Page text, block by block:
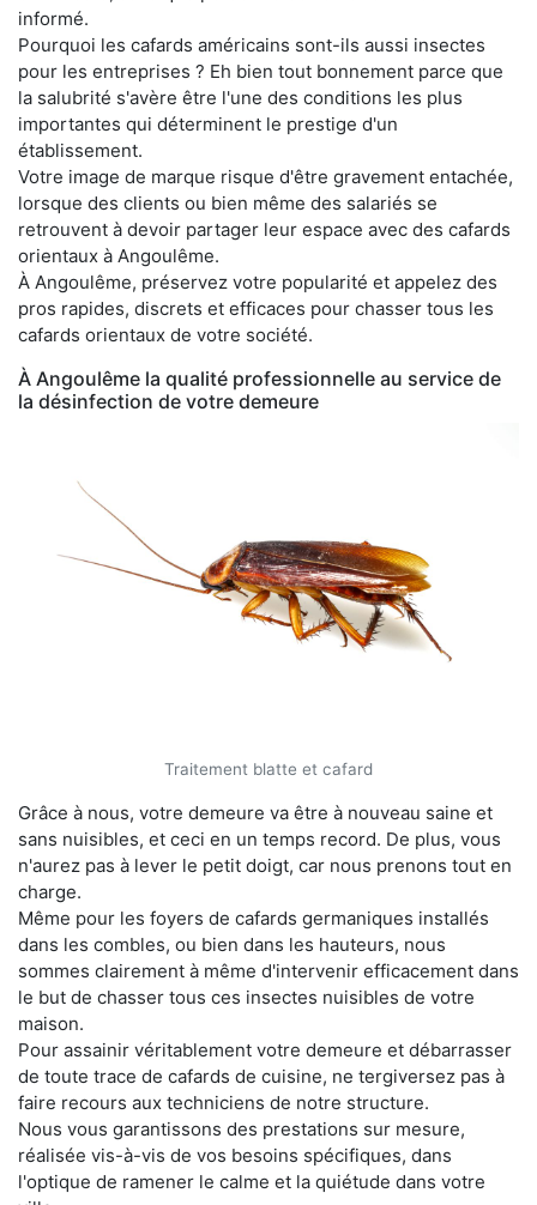
informé.
Pourquoi les cafards américains sont-ils aussi insectes
pour les entreprises ? Eh bien tout bonnement parce que
la salubrité s'avère être l'une des conditions les plus
importantes qui déterminent le prestige d'un
établissement.
Votre image de marque risque d'être gravement entachée,
lorsque des clients ou bien même des salariés se
retrouvent à devoir partager leur espace avec des cafards
orientaux à Angoulême.
À Angoulême, préservez votre popularité et appelez des
pros rapides, discrets et efficaces pour chasser tous les
cafards orientaux de votre société.
À Angoulême la qualité professionnelle au service de
la désinfection de votre demeure
Traitement blatte et cafard
Grâce à nous, votre demeure va être à nouveau saine et
sans nuisibles, et ceci en un temps record. De plus, vous
n'aurez pas à lever le petit doigt, car nous prenons tout en
charge.
Même pour les foyers de cafards germaniques installés
dans les combles, ou bien dans les hauteurs, nous
sommes clairement à même d'intervenir efficacement dans
le but de chasser tous ces insectes nuisibles de votre
maison.
Pour assainir véritablement votre demeure et débarrasser
de toute trace de cafards de cuisine, ne tergiversez pas à
faire recours aux techniciens de notre structure.
Nous vous garantissons des prestations sur mesure,
réalisée vis-à-vis de vos besoins spécifiques, dans
l'optique de ramener le calme et la quiétude dans votre